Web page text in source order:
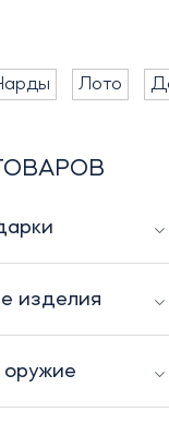
Лото
изделия